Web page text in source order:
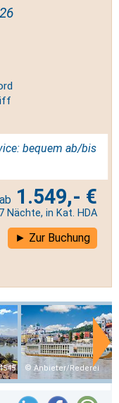
bequem ab/bis
1.549,- €
7 Nächte, in Kat. HDA
Zur Buchung
Anbieter/Rederei